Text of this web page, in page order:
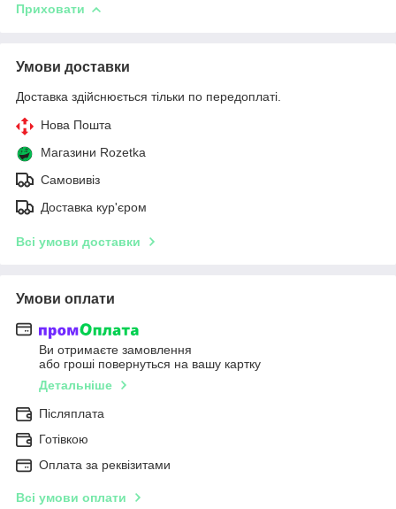
Приховати
Умови доставки
Доставка здійснюється тільки по передоплаті.
Нова Пошта
Магазини Rozetka
Самовивіз
Доставка кур'єром
Всі умови доставки
Умови оплати
Ви отримаєте замовлення
або гроші повернуться на вашу картку
Детальніше
Післяплата
Готівкою
Оплата за реквізитами
Всі умови оплати